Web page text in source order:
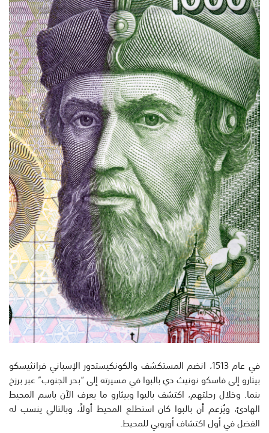
في عام 1513، انضم المستكشف والكونكيستدور الإسباني فرانثيسكو
بيثارو إلى فاسكو نونيث دي بالبوا في مسيرته إلى “بحر الجنوب” عبر برزخ
بنما. وخلال رحلتهم، اكتشف بالبوا وبيثارو ما يعرف الآن باسم المحيط
الهادئ، ويُزعم أن بالبوا كان استطلع المحيط أولاً، وبالتالي ينسب له
الفضل في أول اكتشاف أوروبي للمحيط.